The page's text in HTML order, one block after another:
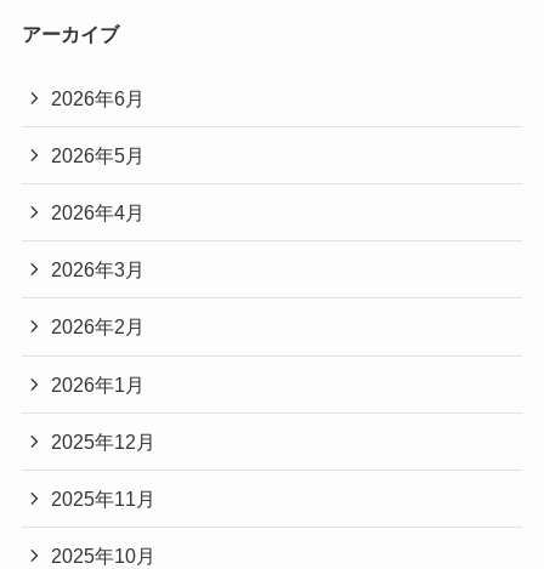
アーカイブ
2026年6月
2026年5月
2026年4月
2026年3月
2026年2月
2026年1月
2025年12月
2025年11月
2025年10月